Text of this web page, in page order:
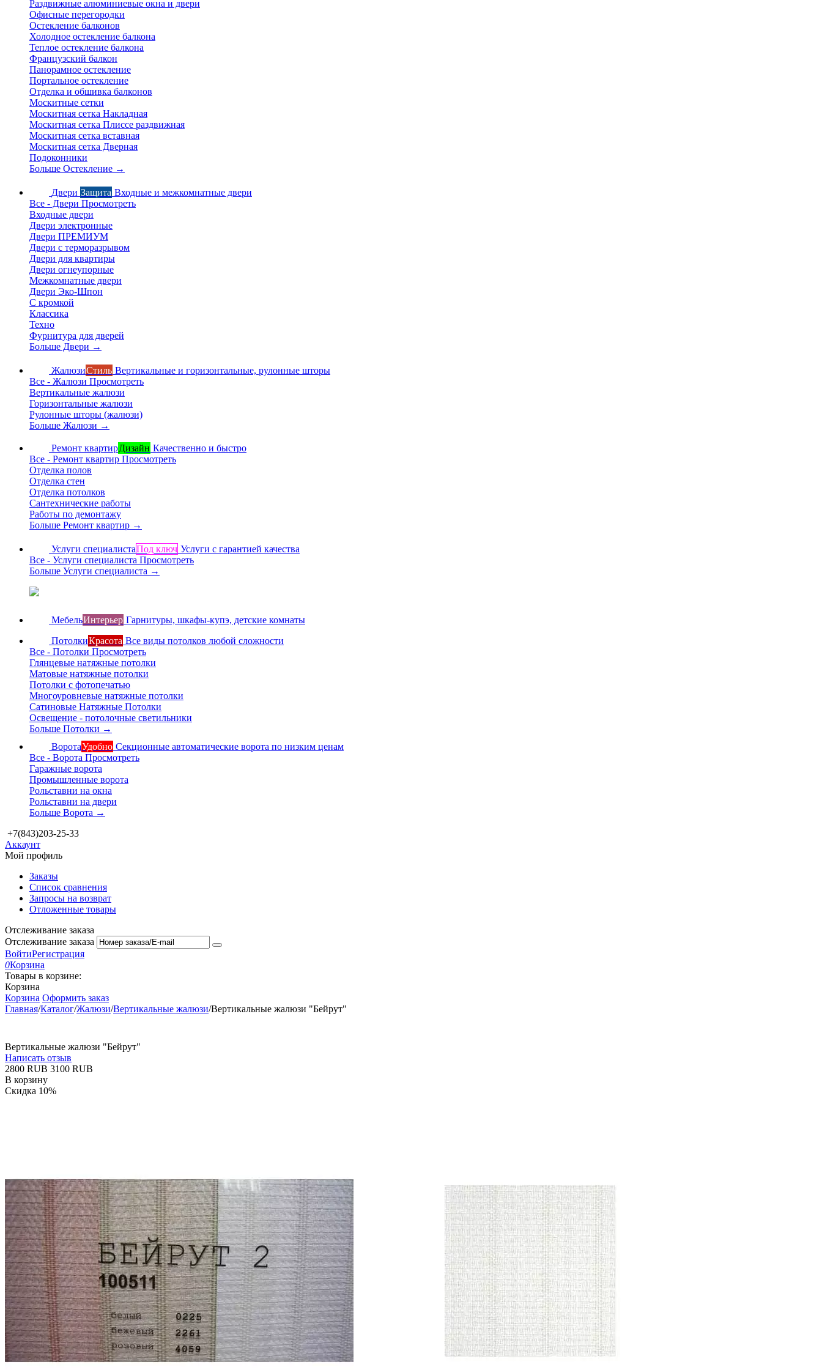
Раздвижные алюминиевые окна и двери
Офисные перегородки
Остекление балконов
Холодное остекление балкона
Теплое остекление балкона
Французский балкон
Панорамное остекление
Портальное остекление
Отделка и обшивка балконов
Москитные сетки
Москитная сетка Накладная
Москитная сетка Плиссе раздвижная
Москитная сетка вставная
Москитная сетка Дверная
Подоконники
Больше Остекление →
Двери Защита Входные и межкомнатные двери
Все - Двери Просмотреть
Входные двери
Двери электронные
Двери ПРЕМИУМ
Двери с терморазрывом
Двери для квартиры
Двери огнеупорные
Межкомнатные двери
Двери Эко-Шпон
С кромкой
Классика
Техно
Фурнитура для дверей
Больше Двери →
ЖалюзиСтиль Вертикальные и горизонтальные, рулонные шторы
Все - Жалюзи Просмотреть
Вертикальные жалюзи
Горизонтальные жалюзи
Рулонные шторы (жалюзи)
Больше Жалюзи →
Ремонт квартирДизайн Качественно и быстро
Все - Ремонт квартир Просмотреть
Отделка полов
Отделка стен
Отделка потолков
Сантехнические работы
Работы по демонтажу
Больше Ремонт квартир →
Услуги специалистаПод ключ Услуги с гарантией качества
Все - Услуги специалиста Просмотреть
Больше Услуги специалиста →
МебельИнтерьер Гарнитуры, шкафы-купэ, детские комнаты
ПотолкиКрасота Все виды потолков любой сложности
Все - Потолки Просмотреть
Глянцевые натяжные потолки
Матовые натяжные потолки
Потолки с фотопечатью
Многоуровневые натяжные потолки
Сатиновые Натяжные Потолки
Освещение - потолочные светильники
Больше Потолки →
ВоротаУдобно Секционные автоматические ворота по низким ценам
Все - Ворота Просмотреть
Гаражные ворота
Промышленные ворота
Рольставни на окна
Рольставни на двери
Больше Ворота →
+7(843)203-25-33
Аккаунт
Мой профиль
Заказы
Список сравнения
Запросы на возврат
Отложенные товары
Отслеживание заказа
Отслеживание заказа
ВойтиРегистрация
0Корзина
Товары в корзине:
Корзина
Корзина Оформить заказ
Главная/Каталог/Жалюзи/Вертикальные жалюзи/Вертикальные жалюзи "Бейрут"
Вертикальные жалюзи "Бейрут"
Написать отзыв
‍2800‍ RUB ‍3100‍ RUB
В корзину
Скидка 10%